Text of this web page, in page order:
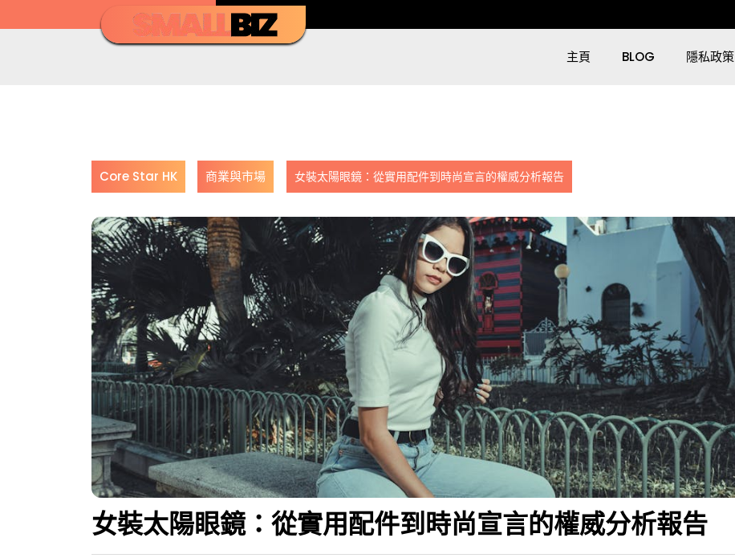
主頁 BLOG 隱私政策
Core Star HK 商業與市場 女裝太陽眼鏡：從實用配件到時尚宣言的權威分析報告
女裝太陽眼鏡：從實用配件到時尚宣言的權威分析報告